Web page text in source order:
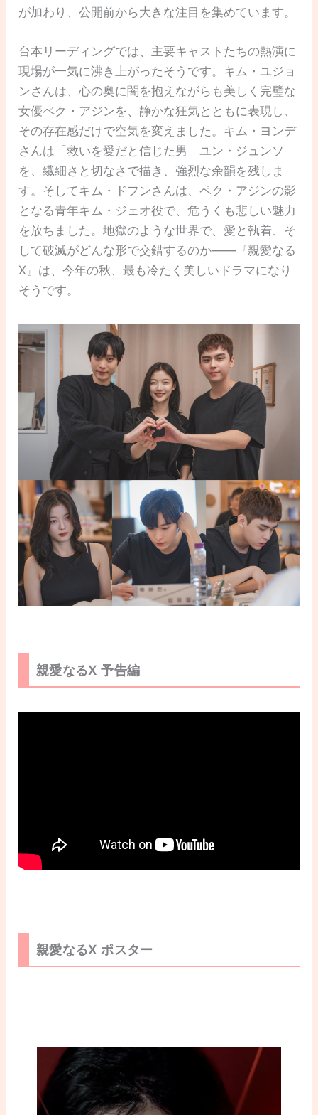
が加わり、公開前から大きな注目を集めています。
台本リーディングでは、主要キャストたちの熱演に
現場が一気に沸き上がったそうです。キム・ユジョ
ンさんは、心の奥に闇を抱えながらも美しく完璧な
女優ペク・アジンを、静かな狂気とともに表現し、
その存在感だけで空気を変えました。キム・ヨンデ
さんは「救いを愛だと信じた男」ユン・ジュンソ
を、繊細さと切なさで描き、強烈な余韻を残しま
す。そしてキム・ドフンさんは、ペク・アジンの影
となる青年キム・ジェオ役で、危うくも悲しい魅力
を放ちました。地獄のような世界で、愛と執着、そ
して破滅がどんな形で交錯するのか――『親愛なる
X』は、今年の秋、最も冷たく美しいドラマになり
そうです。
親愛なるX 予告編
親愛なるX ポスター